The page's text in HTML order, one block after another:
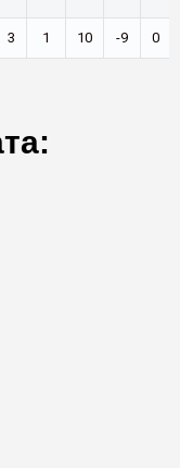
3 1 10 -9 0